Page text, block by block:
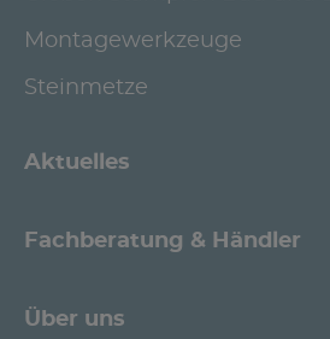
Montagewerkzeuge
Steinmetze
Aktuelles
Fachberatung & Händler
Über uns